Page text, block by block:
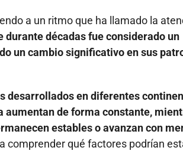
a un ritmo que ha llamado la
durante décadas fue considerado un
un cambio significativo en sus
desarrollados en diferentes
aumentan de forma constante,
estables o avanzan con
comprender qué factores podrían